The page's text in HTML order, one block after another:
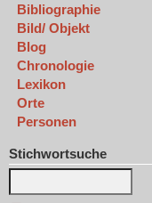
Bibliographie
Bild/ Objekt
Blog
Chronologie
Lexikon
Orte
Personen
Stichwortsuche